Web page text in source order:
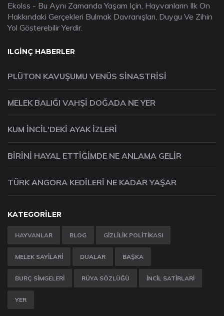
Ekolss - Bu Aynı Zamanda Yaşam Için, Hayvanların Ilk On
Hakkındaki Gerçekleri Bulmak Davranışları, Duygu Ve Zihin
Yol Gösterebilir Yerdir.
ILGINÇ HABERLER
PLÜTON KAVUŞUMU VENÜS SINASTRISI
MELEK BALIĞI VAHŞI DOĞADA NE YER
KUM İNCIL'DEKI AYAK IZLERI
BIRINI HAYAL ETTIĞIMDE NE ANLAMA GELIR
TÜRK ANGORA KEDILERI NE KADAR YAŞAR
KATEGORILER
HAYVANLAR BLOG GIZLILIK POLITIKASI
MELEK SAYILARI DUALAR BAŞKA
BURÇ SIMGELERI RÜYA SÖZLÜĞÜ İNCIL SATIRLARI
YER